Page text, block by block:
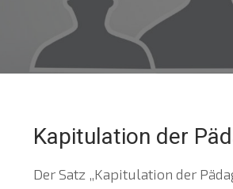
Kapitulation der
Der Satz „Kapitulation der